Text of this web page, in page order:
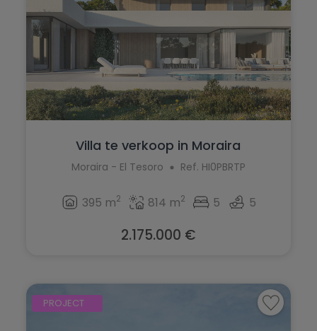
Villa te verkoop in Moraira
Moraira - El Tesoro Ref. HI0PBRTP
395 m2 814 m2 5 5
2.175.000 €
PROJECT